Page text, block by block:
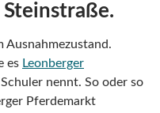
Ausnahmezustand.
es Leonberger
nennt. So oder so
Pferdemarkt